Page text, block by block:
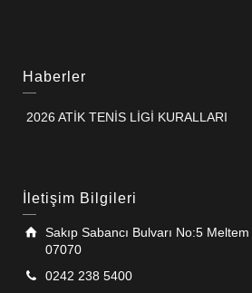
Haberler
2026 ATİK TENİS LİGİ KURALLARI
İletişim Bilgileri
Sakıp Sabancı Bulvarı No:5
07070
0242 238 5400